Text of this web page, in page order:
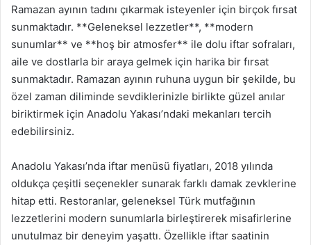
Ramazan ayının tadını çıkarmak isteyenler için birçok fırsat
sunmaktadır. **Geleneksel lezzetler**, **modern
sunumlar** ve **hoş bir atmosfer** ile dolu iftar sofraları,
aile ve dostlarla bir araya gelmek için harika bir fırsat
sunmaktadır. Ramazan ayının ruhuna uygun bir şekilde, bu
özel zaman diliminde sevdiklerinizle birlikte güzel anılar
biriktirmek için Anadolu Yakası’ndaki mekanları tercih
edebilirsiniz.
Anadolu Yakası’nda iftar menüsü fiyatları, 2018 yılında
oldukça çeşitli seçenekler sunarak farklı damak zevklerine
hitap etti. Restoranlar, geleneksel Türk mutfağının
lezzetlerini modern sunumlarla birleştirerek misafirlerine
unutulmaz bir deneyim yaşattı. Özellikle iftar saatinin